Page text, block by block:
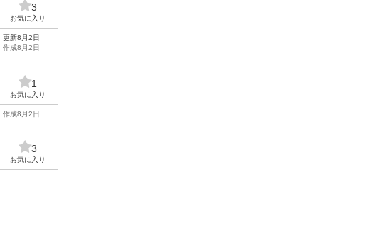
3
お気に入り
更新8月2日
作成8月2日
1
お気に入り
作成8月2日
3
お気に入り